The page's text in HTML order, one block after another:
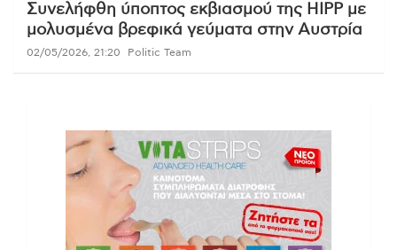
Συνελήφθη ύποπτος εκβιασμού της HIPP με
μολυσμένα βρεφικά γεύματα στην Αυστρία
02/05/2026, 21:20 Politic Team